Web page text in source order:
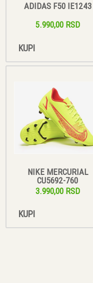
ADIDAS F50 IE1243
5.990,00 RSD
KUPI
NIKE MERCURIAL
CU5692-760
3.990,00 RSD
KUPI